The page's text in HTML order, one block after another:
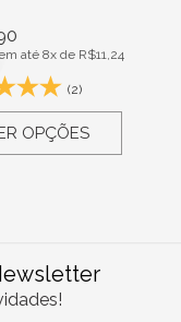
até 8x de R$11,24
(2)
OPÇÕES